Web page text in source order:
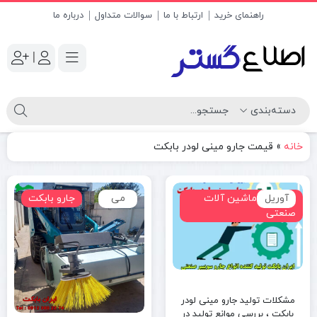
راهنمای خرید ارتباط با ما سوالات متداول درباره ما
|
خانه » قیمت جارو مینی لودر بابکت
تجهیزات ماشین آلات
صنعتی
آوریل
مشکلات تولید جارو مینی لودر
بابکت ، بررسی موانع تولید در
جارو بابکت می